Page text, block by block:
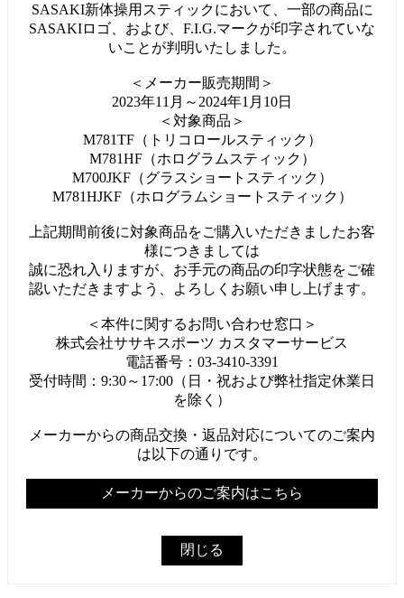
SASAKI新体操用スティックにおいて、一部の商品に
SASAKIロゴ、および、F.I.G.マークが印字されていな
いことが判明いたしました。
＜メーカー販売期間＞
2023年11月～2024年1月10日
＜対象商品＞
M781TF（トリコロールスティック）
M781HF（ホログラムスティック）
M700JKF（グラスショートスティック）
M781HJKF（ホログラムショートスティック）
上記期間前後に対象商品をご購入いただきましたお客
様につきましては
誠に恐れ入りますが、お手元の商品の印字状態をご確
認いただきますよう、よろしくお願い申し上げます。
＜本件に関するお問い合わせ窓口＞
株式会社ササキスポーツ カスタマーサービス
電話番号：03-3410-3391
受付時間：9:30～17:00（日・祝および弊社指定休業日
を除く）
メーカーからの商品交換・返品対応についてのご案内
は以下の通りです。
メーカーからのご案内はこちら
閉じる